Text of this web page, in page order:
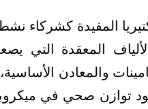
المفيدة كشركاء
المعقدة التي
والمعادن
توازن صحي في